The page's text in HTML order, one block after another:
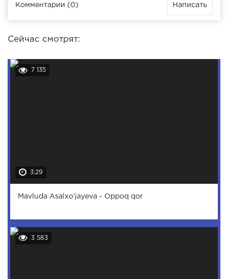
Комментарии (0) Написать
Сейчас смотрят:
7 135
3:29
Mavluda Asalxo’jayeva - Oppoq qor
3 583